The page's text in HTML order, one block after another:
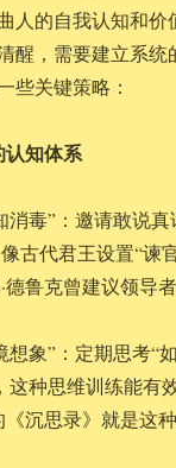
人的自我认知和价
醒，需要建立系统
些关键策略：
认知体系
消毒”：邀请敢说
古代君王设置“谏
德鲁克曾建议领导
想象”：定期思考“
这种思维训练能有
沉思录》就是这